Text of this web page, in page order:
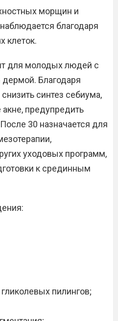
морщин и
благодаря
клеток.
для молодых людей с
Благодаря
синтез себиума,
предупредить
30 назначается для
уходовых программ,
к срединным
пилингов;